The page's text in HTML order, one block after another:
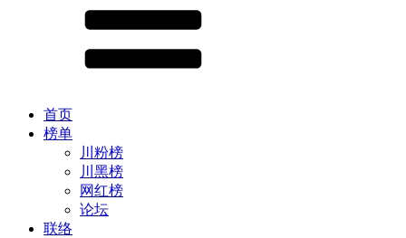
首页
榜单
川粉榜
川黑榜
网红榜
论坛
联络